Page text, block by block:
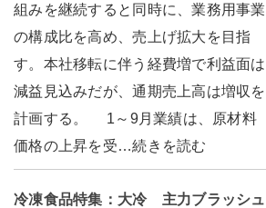
組みを継続すると同時に、業務用事業
の構成比を高め、売上げ拡大を目指
す。本社移転に伴う経費増で利益面は
減益見込みだが、通期売上高は増収を
計画する。 1～9月業績は、原材料
価格の上昇を受…続きを読む
冷凍食品特集：大冷 主力ブラッシュ